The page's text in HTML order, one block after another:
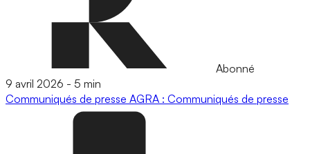
Abonné
9 avril 2026 - 5 min
Communiqués de presse AGRA : Communiqués de presse